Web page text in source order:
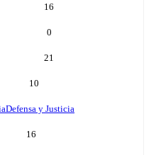
16
0
21
10
Defensa y Justicia
16